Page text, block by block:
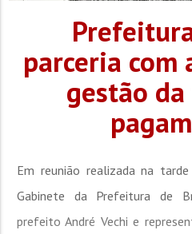
parceria com
gestão
Em reunião realizada na
Gabinete da Prefeitura de
prefeito André Vechi e